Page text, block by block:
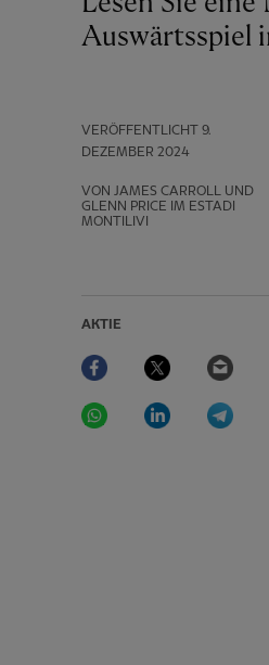
VERÖFFENTLICHT 9.
DEZEMBER 2024
VON JAMES CARROLL UND
GLENN PRICE IM ESTADI
MONTILIVI
AKTIE
Facebook Twitter
WhatsAppLinkedIn
Auswärtsspiel